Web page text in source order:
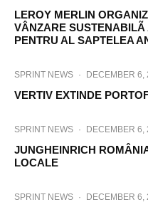
LEROY MERLIN
VÂNZARE
PENTRU AL SAPTELEA
SPRINT NEWS · DECEMBER 6,
VERTIV EXTINDE
SPRINT NEWS · DECEMBER 6,
JUNGHEINRICH
LOCALE
SPRINT NEWS · DECEMBER 6,